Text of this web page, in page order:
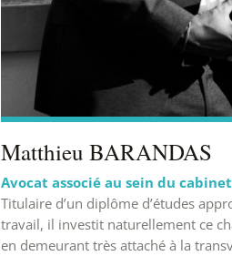
Matthieu BARANDAS
Avocat associé au sein du cabinet
Titulaire d’un diplôme d’études
travail, il investit naturellement ce
en demeurant très attaché à la